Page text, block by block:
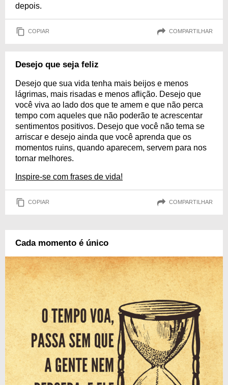
depois.
COPIAR COMPARTILHAR
Desejo que seja feliz
Desejo que sua vida tenha mais beijos e menos
lágrimas, mais risadas e menos aflição. Desejo que
você viva ao lado dos que te amem e que não perca
tempo com aqueles que não poderão te acrescentar
sentimentos positivos. Desejo que você não tema se
arriscar e desejo ainda que você aprenda que os
momentos ruins, quando aparecem, servem para nos
tornar melhores.
Inspire-se com frases de vida!
COPIAR COMPARTILHAR
Cada momento é único